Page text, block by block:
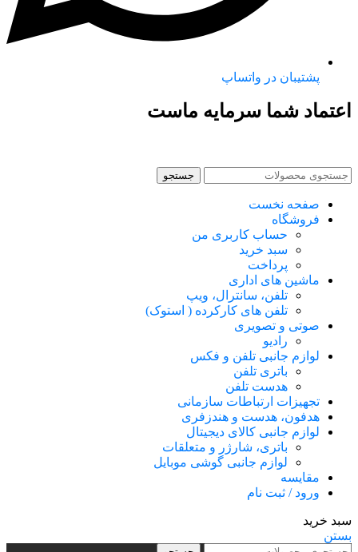
پشتیبان در واتساپ
اعتماد شما سرمایه ماست
جستجو
صفحه نخست
فروشگاه
حساب کاربری من
سبد خرید
پرداخت
ماشین های اداری
تلفن، سانترال، ویپ
تلفن های کارکرده ( استوک)
صوتی و تصویری
رادیو
لوازم جانبی تلفن و فکس
باتری تلفن
هدست تلفن
تجهیزات ارتباطات سازمانی
هدفون، هدست و هندزفری
لوازم جانبی کالای دیجیتال
باتری، شارژر و متعلقات
لوازم جانبی گوشی موبایل
مقایسه
ورود / ثبت نام
سبد خرید
بستن